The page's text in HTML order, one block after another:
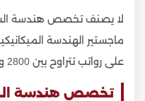
لا يصنف تخصص هندسة
ماجستير الهندسة
على رواتب تتراوح بين 2800 و 9000 دولار.
تخصص هندسة